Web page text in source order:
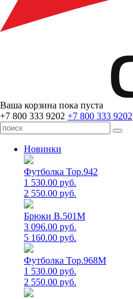
Ваша корзина пока пуста
+7 800 333 9202 +7 800 333 9202
Новинки
Футболка Top.942
1 530.00 руб.
2 550.00 руб.
Брюки B.501M
3 096.00 руб.
5 160.00 руб.
Футболка Top.968M
1 530.00 руб.
2 550.00 руб.